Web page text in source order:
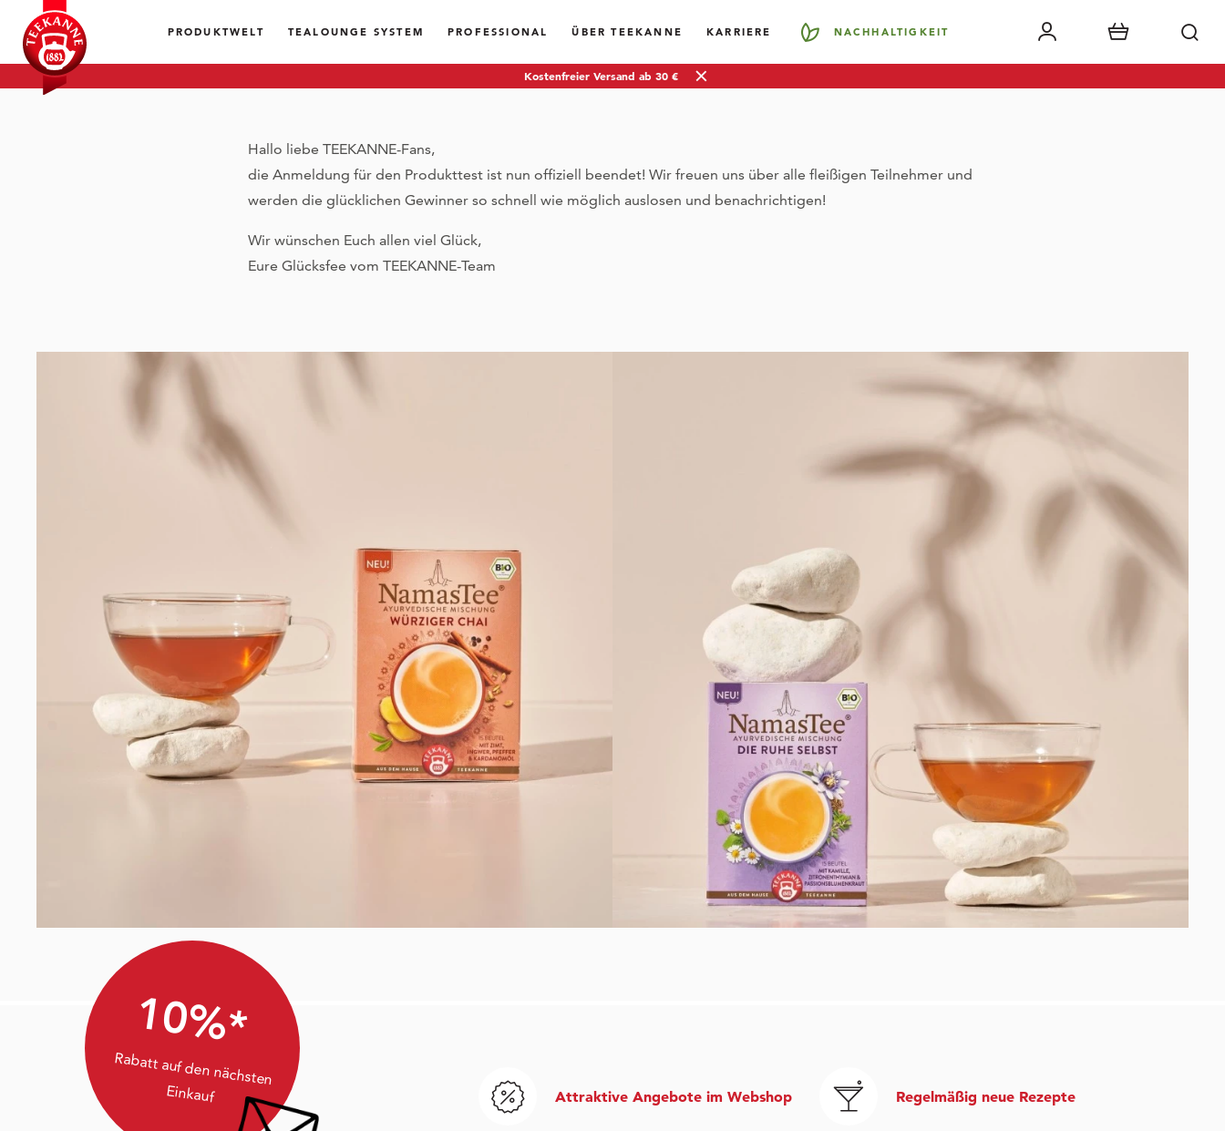
PRODUKTWELT TEALOUNGE SYSTEM PROFESSIONAL ÜBER TEEKANNE KARRIERE NACHHALTIGKEIT
Kostenfreier Versand ab 30 €
NamasTee®
Hallo liebe TEEKANNE-Fans,
die Anmeldung für den Produkttest ist nun offiziell beendet! Wir freuen uns über alle fleißigen Teilnehmer und
werden die glücklichen Gewinner so schnell wie möglich auslosen und benachrichtigen!
Wir wünschen Euch allen viel Glück,
Eure Glücksfee vom TEEKANNE-Team
10%*
Rabatt auf den nächsten
Einkauf Attraktive Angebote im Webshop Regelmäßig neue Rezepte